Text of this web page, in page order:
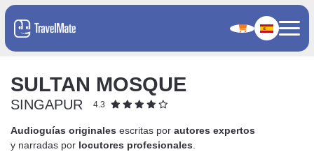
SULTAN MOSQUE
SINGAPUR 4.3
Audioguías originales escritas por autores expertos
y narradas por locutores profesionales